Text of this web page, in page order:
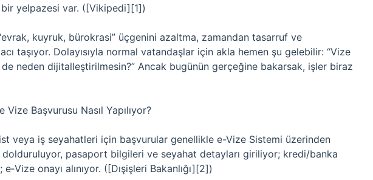
yelpazesi var. ([Vikipedi][1])
kuyruk, bürokrasi” üçgenini azaltma, zamandan tasarruf ve
taşıyor. Dolayısıyla normal vatandaşlar için akla hemen şu gelebilir: “Vize
neden dijitalleştirilmesin?” Ancak bugünün gerçeğine bakarsak, işler biraz
Vize Başvurusu Nasıl Yapılıyor?
veya iş seyahatleri için başvurular genellikle e-Vize Sistemi üzerinden
dolduruluyor, pasaport bilgileri ve seyahat detayları giriliyor; kredi/banka
onayı alınıyor. ([Dışişleri Bakanlığı][2])